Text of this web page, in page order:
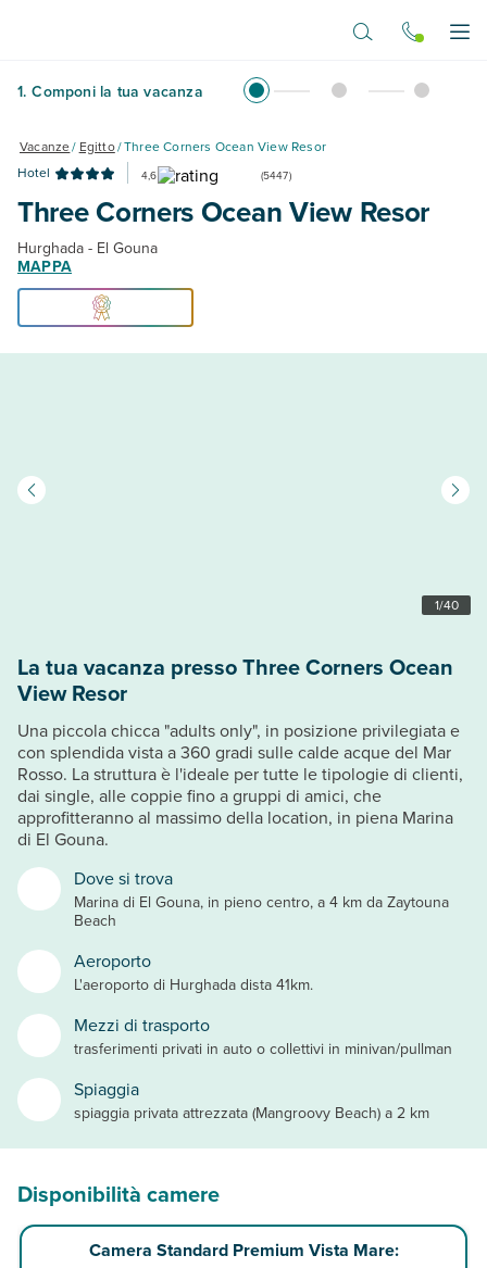
1. Componi la tua vacanza
Vacanze/ Egitto/Three Corners Ocean View Resor
Hotel
4,6 (5447)
Three Corners Ocean View Resor
Hurghada - El Gouna
MAPPA
1/40
Dove si trova
Marina di El Gouna, in pieno centro, a 4 km da Zaytouna
Beach
Aeroporto
L'aeroporto di Hurghada dista 41km.
Mezzi di trasporto
trasferimenti privati in auto o collettivi in minivan/pullman
Spiaggia
spiaggia privata attrezzata (Mangroovy Beach) a 2 km
La tua vacanza presso Three Corners Ocean
View Resor
Una piccola chicca "adults only", in posizione privilegiata e
con splendida vista a 360 gradi sulle calde acque del Mar
Rosso. La struttura è l'ideale per tutte le tipologie di clienti,
dai single, alle coppie fino a gruppi di amici, che
approfitteranno al massimo della location, in piena Marina
di El Gouna.
Disponibilità camere
Camera Standard Premium Vista Mare: